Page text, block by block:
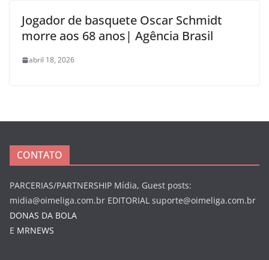
Jogador de basquete Oscar Schmidt
morre aos 68 anos| Agência Brasil
abril 18, 2026
CONTATO
PARCERIAS/PARTNERSHIP Mídia, Guest posts:
midia@oimeliga.com.br EDITORIAL suporte@oimeliga.com.br
DONAS DA BOLA
E MRNEWS